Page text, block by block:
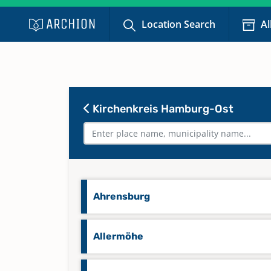
Location Search
Kirchenkreis Hamburg-Ost
Ahrensburg
Allermöhe